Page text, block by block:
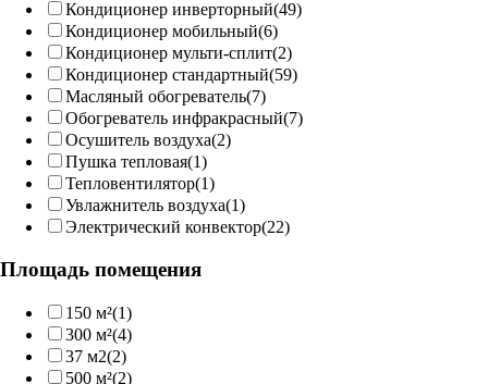
Кондиционер инверторный(49)
Кондиционер мобильный(6)
Кондиционер мульти-сплит(2)
Кондиционер стандартный(59)
Масляный обогреватель(7)
Обогреватель инфракрасный(7)
Осушитель воздуха(2)
Пушка тепловая(1)
Тепловентилятор(1)
Увлажнитель воздуха(1)
Электрический конвектор(22)
Площадь помещения
150 м²(1)
300 м²(4)
37 м2(2)
500 м²(2)